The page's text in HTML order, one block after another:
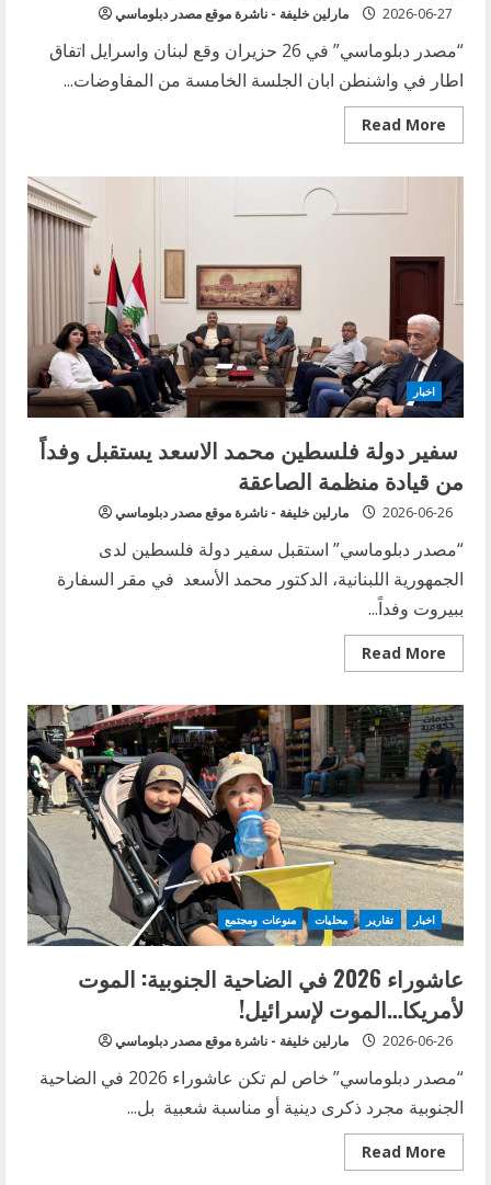
مارلين خليفة - ناشرة موقع مصدر دبلوماسي 2026-06-27
“مصدر دبلوماسي” في 26 حزيران وقع لبنان واسرايل اتفاق
اطار في واشنطن ابان الجلسة الخامسة من المفاوضات...
Read More
Read
more
الثلاثي
بين
والجمهورية
اللبنانية
اخبار
سفير دولة فلسطين محمد الاسعد يستقبل وفداً
من قيادة منظمة الصاعقة
مارلين خليفة - ناشرة موقع مصدر دبلوماسي 2026-06-26
“مصدر دبلوماسي” استقبل سفير دولة فلسطين لدى
الجمهورية اللبنانية، الدكتور محمد الأسعد في مقر السفارة
ببيروت وفداً...
Read More
Read
more
دولة
فلسطين
محمد
الاسعد
يستقبل
وفداً
من
قيادة
منظمة
الصاعقة
اخبار تقارير محليات منوعات ومجتمع
عاشوراء 2026 في الضاحية الجنوبية: الموت
لأمريكا…الموت لإسرائيل!
مارلين خليفة - ناشرة موقع مصدر دبلوماسي 2026-06-26
“مصدر دبلوماسي” خاص لم تكن عاشوراء 2026 في الضاحية
الجنوبية مجرد ذكرى دينية أو مناسبة شعبية بل...
Read More
Read
more